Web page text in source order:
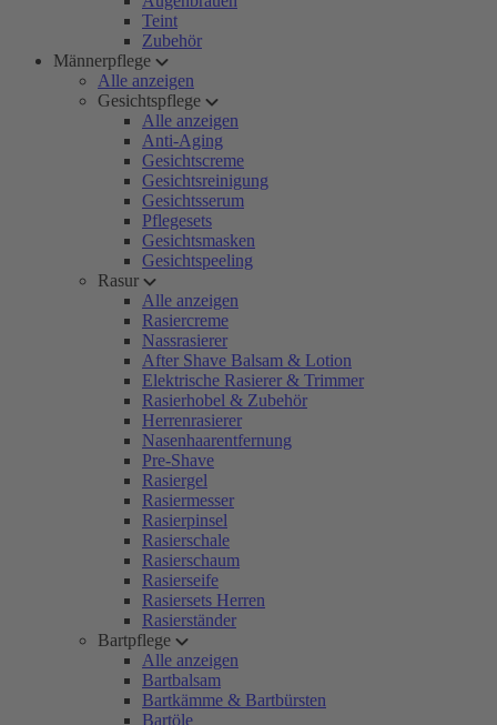
Teint
Zubehör
Männerpflege
Alle anzeigen
Gesichtspflege
Alle anzeigen
Anti-Aging
Gesichtscreme
Gesichtsreinigung
Gesichtsserum
Pflegesets
Gesichtsmasken
Gesichtspeeling
Rasur
Alle anzeigen
Rasiercreme
Nassrasierer
After Shave Balsam & Lotion
Elektrische Rasierer & Trimmer
Rasierhobel & Zubehör
Herrenrasierer
Nasenhaarentfernung
Pre-Shave
Rasiergel
Rasiermesser
Rasierpinsel
Rasierschale
Rasierschaum
Rasierseife
Rasiersets Herren
Rasierständer
Bartpflege
Alle anzeigen
Bartbalsam
Bartkämme & Bartbürsten
Bartöle